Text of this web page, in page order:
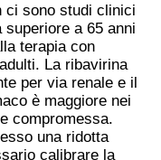
ci sono studi clinici
a 65 anni
terapia con
La ribavirina
per via renale e il
è maggiore nei
compromessa.
una ridotta
calibrare la